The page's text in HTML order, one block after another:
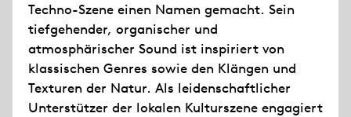
Techno-Szene einen Namen gemacht. Sein
tiefgehender, organischer und
atmosphärischer Sound ist inspiriert von
klassischen Genres sowie den Klängen und
Texturen der Natur. Als leidenschaftlicher
Unterstützer der lokalen Kulturszene engagiert